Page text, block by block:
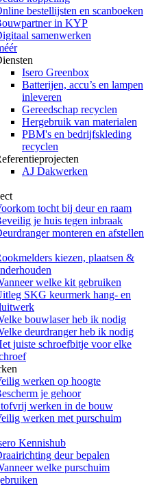
bestellijsten en scanboeken
in KYP
samenwerken
Isero Greenbox
Batterijen, accu’s en lampen
inleveren
Gereedschap recyclen
Hergebruik van materialen
PBM's en bedrijfskleding
recyclen
AJ Dakwerken
tocht bij deur en raam
je huis tegen inbraak
monteren en afstellen
kiezen, plaatsen &
welke kit gebruiken
SKG keurmerk hang- en
bouwlaser heb ik nodig
deurdranger heb ik nodig
juiste schroefbitje voor elke
werken op hoogte
je gehoor
werken in de bouw
werken met purschuim
Kennishub
deur bepalen
welke purschuim